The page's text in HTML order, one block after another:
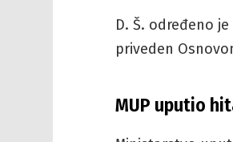
D. Š. određeno
priveden
MUP uputio